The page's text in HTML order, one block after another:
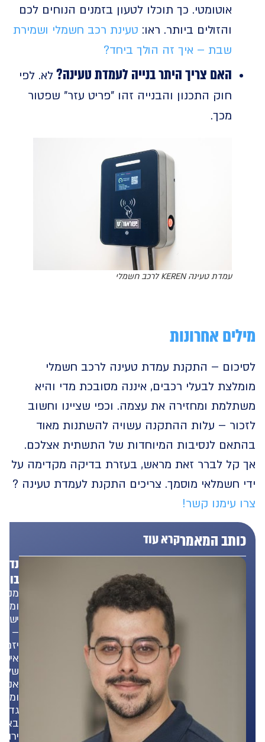
אוטומטי. כך תוכלו לטעון בזמנים הנוחים לכם
והזולים ביותר. ראו: טעינת רכב חשמלי ושמירת
שבת – איך זה הולך ביחד?
האם צריך היתר בנייה לעמדת טעינה?לא. לפי
חוק התכנון והבנייה זהו "פריט עזר" שפטור
עמדת טעינה KEREN לרכב חשמלי
אחרונות
– התקנת עמדת טעינה לרכב חשמלי
לבעלי רכבים, איננה מסובכת מדי והיא
ומחזירה את עצמה. וכפי שציינו וחשוב
– עלות ההתקנה עשויה להשתנות מאוד
לנסיבות המיוחדות של התשתית אצלכם.
לברר זאת מראש, בעזרת בדיקה מקדימה על
חשמלאי מוסמך. צריכים התקנת לעמדת טעינה ?
קשר!
המאמרקרא עוד
ישראוולט
אנשים
ומאמין
באנרגיה